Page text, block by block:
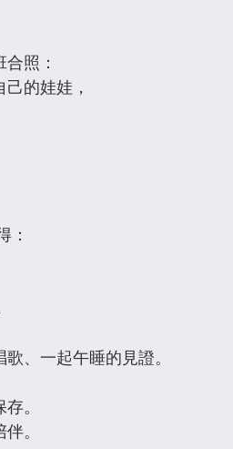
照：
的娃娃，
：
、一起午睡的見證。
。
。